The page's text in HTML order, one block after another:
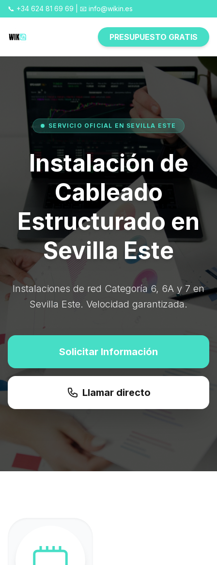
📞 +34 624 81 69 69 | 📧 info@wikin.es
PRESUPUESTO GRATIS
SERVICIO OFICIAL EN SEVILLA ESTE
Instalación de
Cableado
Estructurado en
Sevilla Este
Instalaciones de red Categoría 6, 6A y 7 en
Sevilla Este. Velocidad garantizada.
Solicitar Información
Llamar directo